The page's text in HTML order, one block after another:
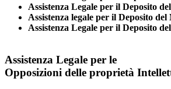
Assistenza Legale per il Deposito
Assistenza legale per il Deposito del
Assistenza Legale per il Deposito
Assistenza Legale per le
Opposizioni delle proprietà